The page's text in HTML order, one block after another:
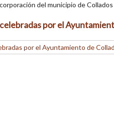
del municipio de Collados
por el